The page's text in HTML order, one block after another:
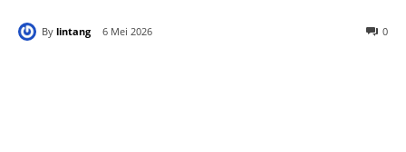
By lintang 6 Mei 2026 0